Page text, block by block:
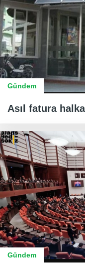
Gündem
Asıl fatura
Gündem